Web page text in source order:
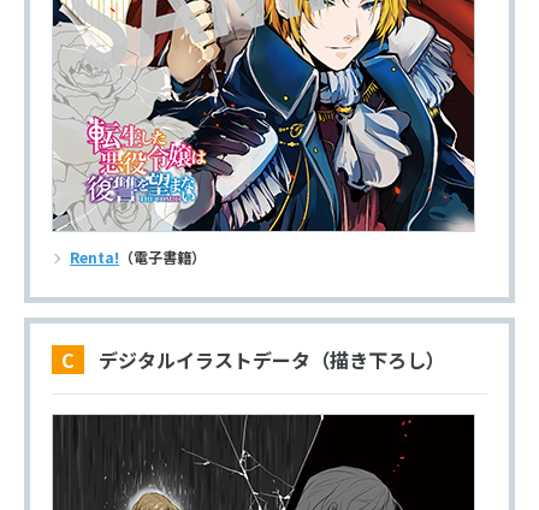
Renta! （電子書籍）
C デジタルイラストデータ（描き下ろし）